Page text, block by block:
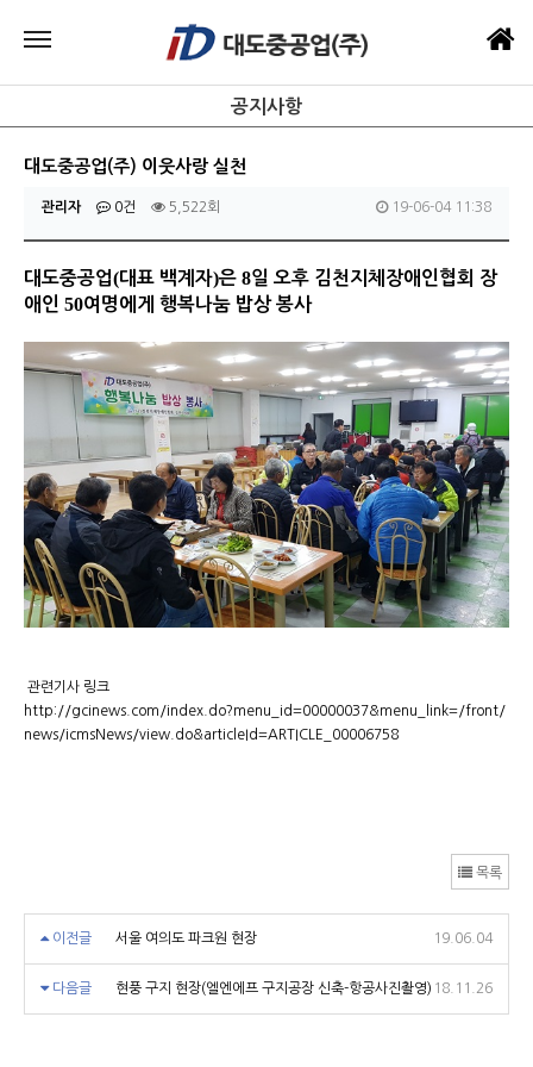
공지사항
대도중공업(주) 이웃사랑 실천
관리자 0건 5,522회 19-06-04 11:38
대도중공업(대표 백계자)은 8일 오후 김천지체장애인협회 장
애인 50여명에게 행복나눔 밥상 봉사
관련기사 링크
http://gcinews.com/index.do?menu_id=00000037&menu_link=/front/
news/icmsNews/view.do&articleId=ARTICLE_00006758
목록
이전글 서울 여의도 파크원 현장 19.06.04
다음글 현풍 구지 현장(엘엔에프 구지공장 신축-항공사진촬영) 18.11.26